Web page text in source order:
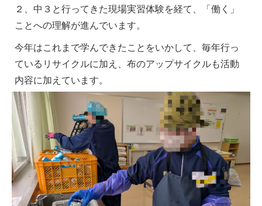
２、中３と行ってきた現場実習体験を経て、「働く」
ことへの理解が進んでいます。
今年はこれまで学んできたことをいかして、毎年行っ
ているリサイクルに加え、布のアップサイクルも活動
内容に加えています。